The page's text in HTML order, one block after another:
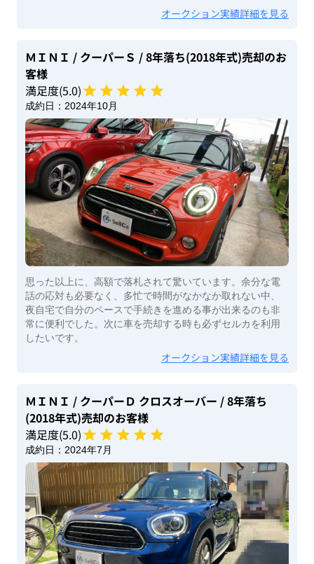
オークション実績詳細を見る
ＭＩＮＩ / クーパーＳ / 8年落ち(2018年式)売却のお
客様
満足度(5.0)
成約日： 2024年10月
思った以上に、高額で落札されて驚いています。余分な電
話の応対も必要なく、多忙で時間がなかなか取れない中、
夜自宅で自分のペースで手続きを進める事が出来るのも非
常に便利でした。次に車を売却する時も必ずセルカを利用
したいです。
オークション実績詳細を見る
ＭＩＮＩ / クーパーＤ クロスオーバー / 8年落ち
(2018年式)売却のお客様
満足度(5.0)
成約日： 2024年7月